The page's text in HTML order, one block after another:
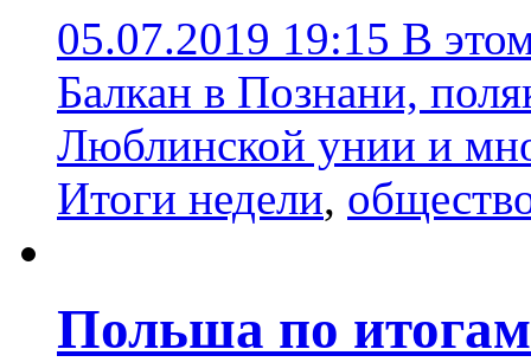
05.07.2019 19:15 В
Балкан в Познани,
Люблинской унии и
Итоги недели,
Польша по